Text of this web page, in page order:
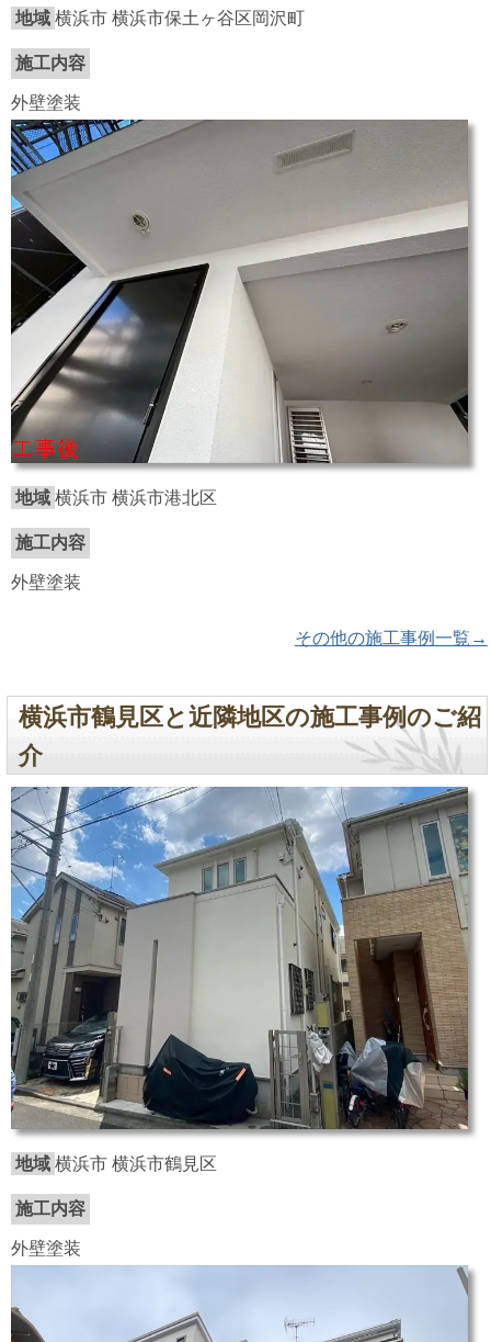
地域 横浜市 横浜市保土ヶ谷区岡沢町
施工内容
外壁塗装
地域 横浜市 横浜市港北区
施工内容
外壁塗装
その他の施工事例一覧→
横浜市鶴見区と近隣地区の施工事例のご紹
介
地域 横浜市 横浜市鶴見区
施工内容
外壁塗装